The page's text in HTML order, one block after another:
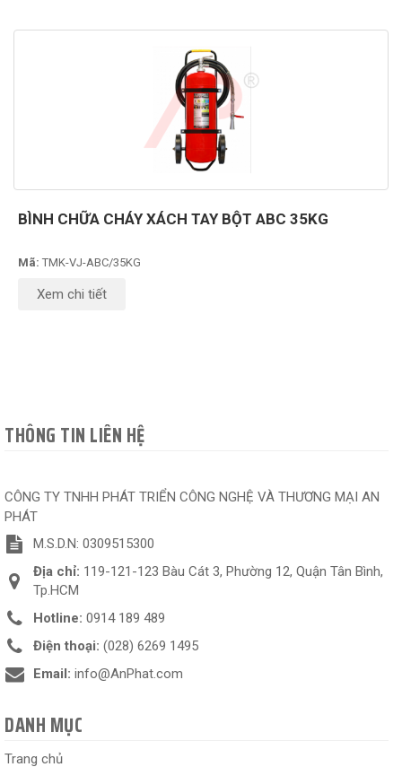
BÌNH CHỮA CHÁY XÁCH TAY BỘT ABC 35KG
Mã: TMK-VJ-ABC/35KG
Xem chi tiết
THÔNG TIN LIÊN HỆ
CÔNG TY TNHH PHÁT TRIỂN CÔNG NGHỆ VÀ THƯƠNG MẠI AN
PHÁT
M.S.D.N: 0309515300
Địa chỉ: 119-121-123 Bàu Cát 3, Phường 12, Quận Tân Bình,
Tp.HCM
Hotline: 0914 189 489
Điện thoại: (028) 6269 1495
Email: info@AnPhat.com
DANH MỤC
Trang chủ